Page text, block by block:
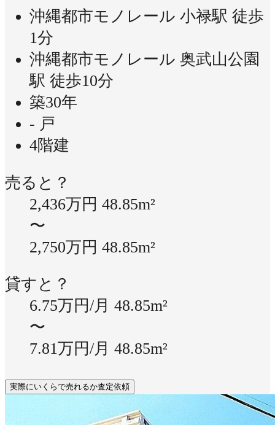
沖縄都市モノレール 小禄駅 徒歩
1分
沖縄都市モノレール 奥武山公園
駅 徒歩10分
築30年
- 戸
4階建
売ると？
2,436万円 48.85m²
〜
2,750万円 48.85m²
貸すと？
6.75万円/月 48.85m²
〜
7.81万円/月 48.85m²
実際にいくらで売れるか査定依頼